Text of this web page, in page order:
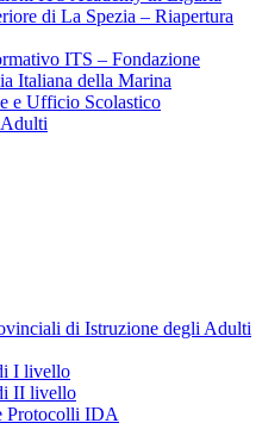
di La Spezia – Riapertura
ITS – Fondazione
Italiana della Marina
e Ufficio Scolastico
di Istruzione degli Adulti
I livello
II livello
Protocolli IDA